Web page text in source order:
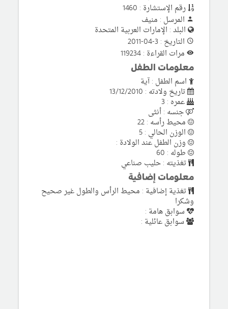
رقم الإستشارة : 1460
المرسل : منيف
البلد : الإمارات العربية المتحدة
التاريخ : 3-04-2011
مرات القراءة : 119234
معلومات الطفل
اسم الطفل : آية
تاريخ ولادته : 13/12/2010
عمره : 3
جنسه : أنثى
محيط رأسه : 22
الوزن الحالي : 5
وزن الطفل عند الولادة :
طوله : 60
تغذيته : حليب صناعي
معلومات إضافية
تغذية إضافية : محيط الرأس والطول غير صحيح
وشكرا
سوابق هامة :
سوابق عائلية :